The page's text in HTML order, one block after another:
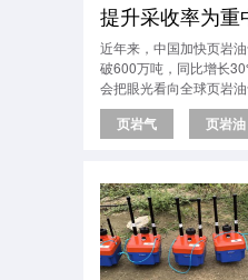
提升采收率为
近年来，中国加快页岩
破600万吨，同比增长
会把眼光看向全球页岩
页岩气 页岩油